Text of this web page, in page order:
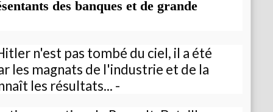
n
r
1
9
3
des banques et de grande